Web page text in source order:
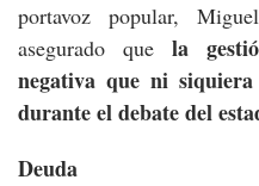
portavoz popular,
asegurado quela
negativa que ni
durante el debate del
Deuda